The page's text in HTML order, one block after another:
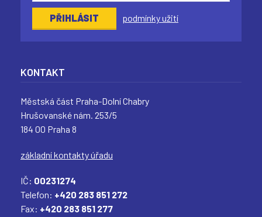
podmínky užití
KONTAKT
Městská část Praha-Dolní Chabry
Hrušovanské nám. 253/5
184 00 Praha 8
základní kontakty úřadu
IČ: 00231274
Telefon: +420 283 851 272
Fax: +420 283 851 277